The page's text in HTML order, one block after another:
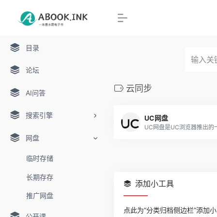
目录
论坛
AI问答
搜索引擎
网盘
临时存储
长期存存
推广网盘
云同步
UC网盘
添加小工具
点此为“分类归档侧边栏”添加